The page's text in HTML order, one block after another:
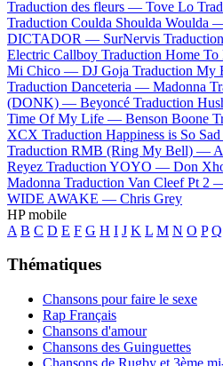
Traduction des fleurs — Tove Lo
Traduction Coulda Shoulda Woulda
DICTADOR — SurNervis
Electric Callboy Traduction Home
Mi Chico — DJ Goja Traduction My
Traduction Danceteria — Madonna
(DONK) — Beyoncé Traduction
Time Of My Life — Benson Boone
XCX Traduction Happiness is So
Traduction RMB (Ring My Bell) —
Reyez Traduction YOYO — Don
Madonna Traduction Van Cleef Pt 2
WIDE AWAKE — Chris Grey
HP mobile
A B C D E F G H I J K L M N O P Q
Thématiques
Chansons pour faire le sexe
Rap Français
Chansons d'amour
Chansons des Guinguettes
Chansons de Rugby et 3ème